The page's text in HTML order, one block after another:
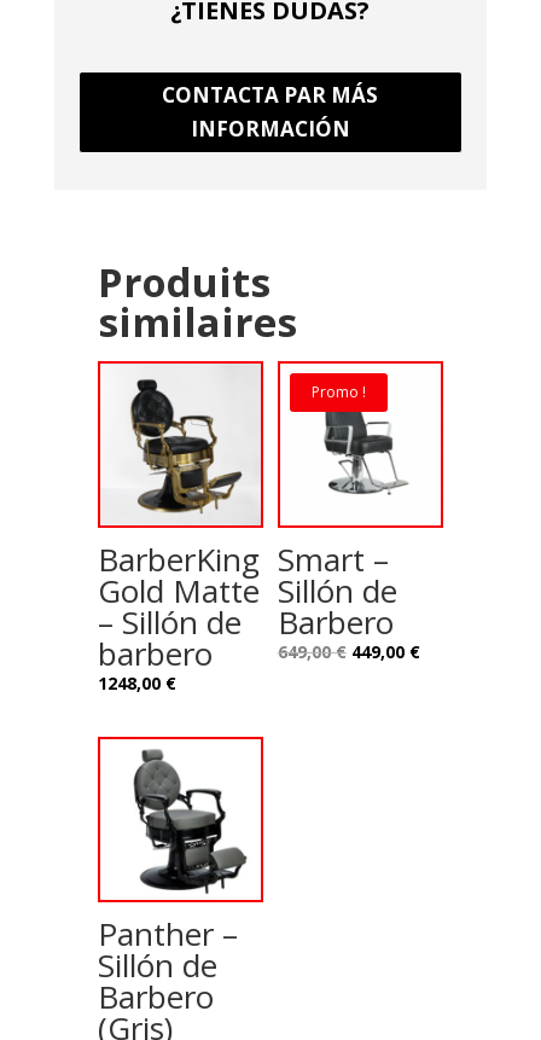
¿TIENES DUDAS?
CONTACTA PAR MÁS
INFORMACIÓN
Produits
similaires
BarberKing
Gold Matte
– Sillón de
barbero
1248,00 €
Promo !
Smart –
Sillón de
Barbero
649,00€ Le
449,00 €Le
Panther –
Sillón de
Barbero
(Gris)